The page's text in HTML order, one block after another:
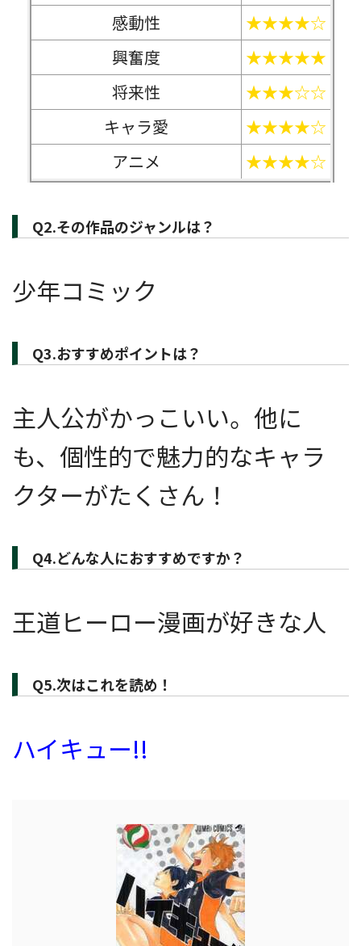
感動性
★★★★☆
興奮度
★★★★★
将来性
★★★☆☆
キャラ愛
★★★★☆
アニメ
★★★★☆
Q2.その作品のジャンルは？
少年コミック
Q3.おすすめポイントは？
主人公がかっこいい。他に
も、個性的で魅力的なキャラ
クターがたくさん！
Q4.どんな人におすすめですか？
王道ヒーロー漫画が好きな人
Q5.次はこれを読め！
ハイキュー!!